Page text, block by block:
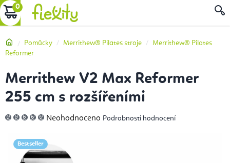
Přejít
na
NÁKUPNÍ
DomůPomůcky Merrithew® Pilates stroje
Merrithew® Pilates
Reformer
Merrithew V2 Max Reformer
255 cm s rozšířeními
Průměrné
hodnocení
0,0
z
5
hvězdiček.
Neohodnoceno Podrobnosti hodnocení
Bestseller